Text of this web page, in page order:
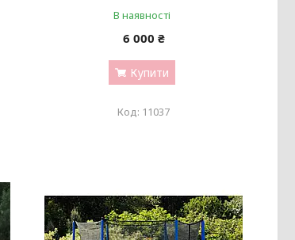
В наявності
6 000 ₴
Купити
11037